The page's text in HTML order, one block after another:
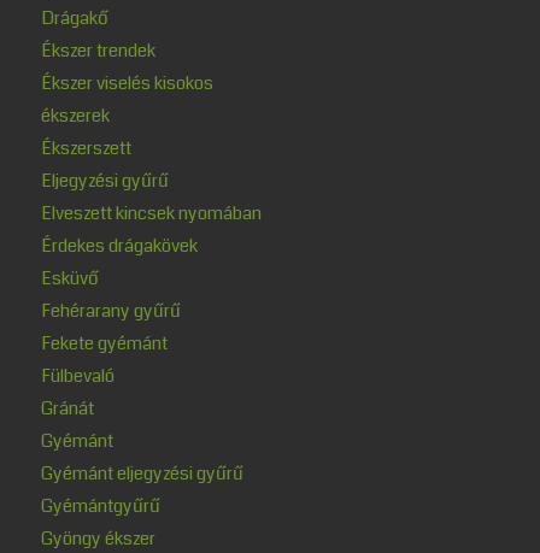
Drágakő
Ékszer trendek
Ékszer viselés kisokos
ékszerek
Ékszerszett
Eljegyzési gyűrű
Elveszett kincsek nyomában
Érdekes drágakövek
Esküvő
Fehérarany gyűrű
Fekete gyémánt
Fülbevaló
Gránát
Gyémánt
Gyémánt eljegyzési gyűrű
Gyémántgyűrű
Gyöngy ékszer